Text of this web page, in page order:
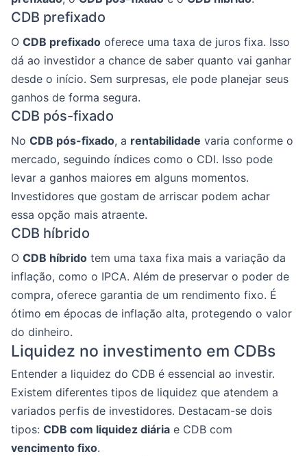
CDB prefixado
O CDB prefixado oferece uma taxa de juros fixa. Isso
dá ao investidor a chance de saber quanto vai ganhar
desde o início. Sem surpresas, ele pode planejar seus
ganhos de forma segura.
CDB pós-fixado
No CDB pós-fixado, a rentabilidade varia conforme o
mercado, seguindo índices como o CDI. Isso pode
levar a ganhos maiores em alguns momentos.
Investidores que gostam de arriscar podem achar
essa opção mais atraente.
CDB híbrido
O CDB híbrido tem uma taxa fixa mais a variação da
inflação, como o IPCA. Além de preservar o poder de
compra, oferece garantia de um rendimento fixo. É
ótimo em épocas de inflação alta, protegendo o valor
do dinheiro.
Liquidez no investimento em CDBs
Entender a liquidez do CDB é essencial ao investir.
Existem diferentes tipos de liquidez que atendem a
variados perfis de investidores. Destacam-se dois
tipos: CDB com liquidez diária e CDB com
vencimento fixo.